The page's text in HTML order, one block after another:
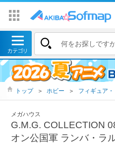
トップ ＞ ホビー ＞ フィギュア
メガハウス
G.M.G. COLLECTION
オン公国軍 ランバ・ラ